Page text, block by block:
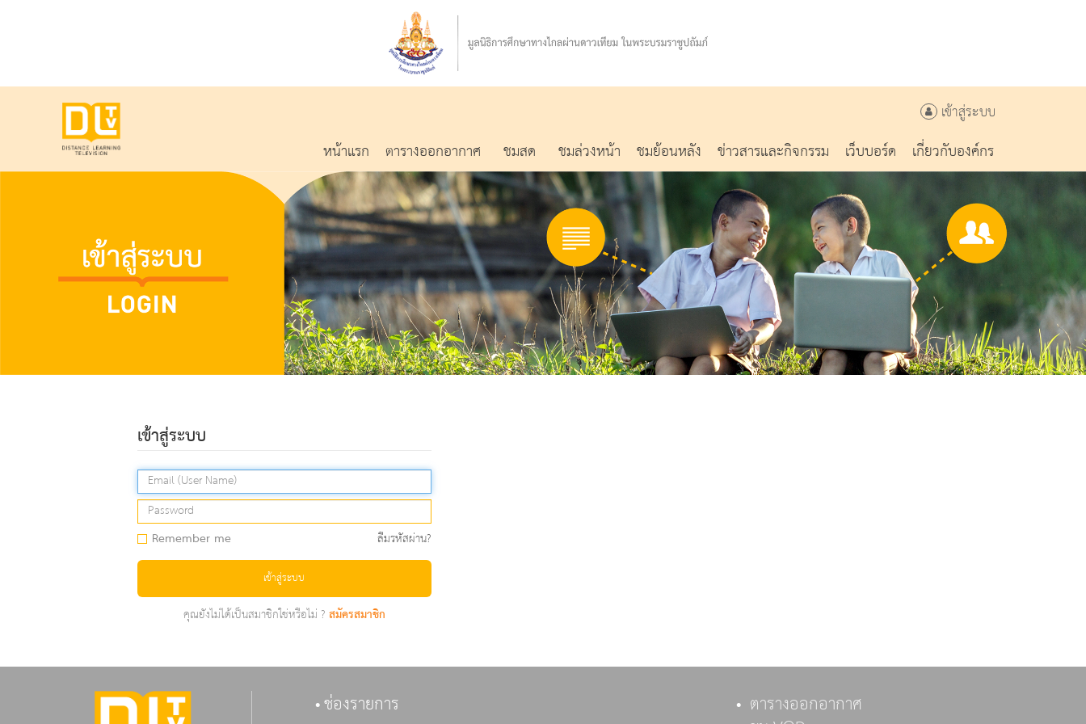
เข้าสู่ระบบ
หน้าแรก ตารางออกอากาศ ชมสด ชมล่วงหน้า ชมย้อนหลัง ข่าวสารและกิจกรรม เว็บบอร์ด เกี่ยวกับองค์กร
เข้าสู่ระบบ
Remember me ลืมรหัสผ่าน?
เข้าสู่ระบบ
คุณยังไม่ได้เป็นสมาชิกใช่หรือไม่ ?สมัครสมาชิก
ช่องรายการ ตารางออกอากาศ